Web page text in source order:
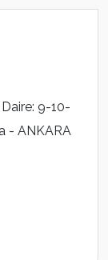
9-10-
- ANKARA